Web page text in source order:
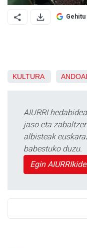
KULTURA
AIURRI
jaso eta
albisteak
babestuko duzu.
Egin